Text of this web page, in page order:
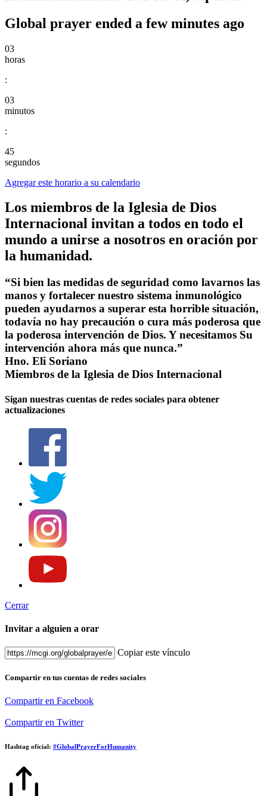
Global prayer ended a few minutes ago
03
horas
:
03
minutos
:
45
segundos
Agregar este horario a su calendario
Los miembros de la Iglesia de Dios
Internacional invitan a todos en todo el
mundo a unirse a nosotros en oración por
la humanidad.
“Si bien las medidas de seguridad como lavarnos las
manos y fortalecer nuestro sistema inmunológico
pueden ayudarnos a superar esta horrible situación,
todavía no hay precaución o cura más poderosa que
la poderosa intervención de Dios. Y necesitamos Su
intervención ahora más que nunca.”
Hno. Eli Soriano
Miembros de la Iglesia de Dios Internacional
Sigan nuestras cuentas de redes sociales para obtener
actualizaciones
Cerrar
Invitar a alguien a orar
Copiar este vínculo
Compartir en tus cuentas de redes sociales
Compartir en Facebook
Compartir en Twitter
Hashtag oficial: #GlobalPrayerForHumanity